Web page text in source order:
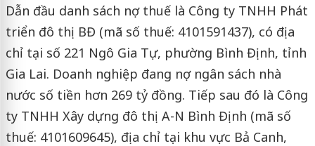
Dẫn đầu danh sách nợ thuế là Công ty TNHH Phát
triển đô thị BĐ (mã số thuế: 4101591437), có địa
chỉ tại số 221 Ngô Gia Tự, phường Bình Định, tỉnh
Gia Lai. Doanh nghiệp đang nợ ngân sách nhà
nước số tiền hơn 269 tỷ đồng. Tiếp sau đó là Công
ty TNHH Xây dựng đô thị A-N Bình Định (mã số
thuế: 4101609645), địa chỉ tại khu vực Bả Canh,